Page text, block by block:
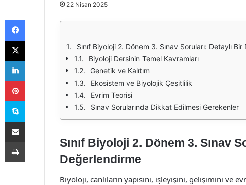
22 Nisan 2025
Sınıf Biyoloji 2. Dönem 3. Sınav Soruları: Detaylı
Biyoloji Dersinin Temel Kavramları
Genetik ve Kalıtım
Ekosistem ve Biyolojik Çeşitlilik
Evrim Teorisi
Sınav Sorularında Dikkat Edilmesi Gerekenler
Sınıf Biyoloji 2. Dönem 3. Sınav
Değerlendirme
Biyoloji, canlıların yapısını, işleyişini, gelişimini ve
Facebook
X
LinkedIn
Pinterest
Skype
E-Posta ile paylaş